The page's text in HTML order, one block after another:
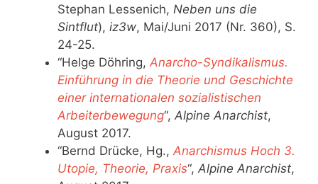
Stephan Lessenich, Neben uns die
Sintflut), iz3w, Mai/Juni 2017 (Nr. 360), S.
24-25.
“Helge Döhring, Anarcho-Syndikalismus.
Einführung in die Theorie und Geschichte
einer internationalen sozialistischen
Arbeiterbewegung“, Alpine Anarchist,
August 2017.
“Bernd Drücke, Hg., Anarchismus Hoch 3.
Utopie, Theorie, Praxis“, Alpine Anarchist,